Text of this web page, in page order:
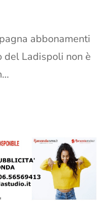
abbonamenti
del Ladispoli non è